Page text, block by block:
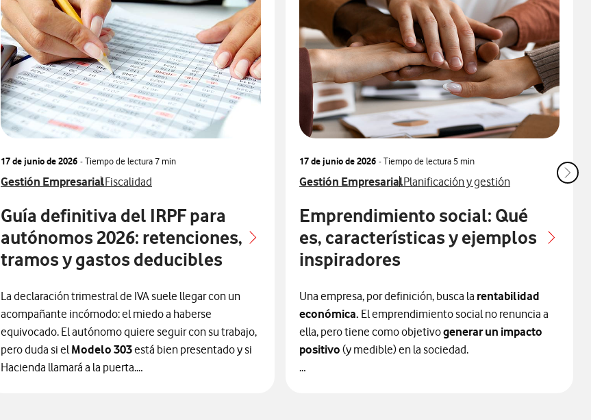
17 de junio de 2026 - Tiempo de lectura7 min
Ver más articulos relacionados con
Gestión EmpresarialVer más artículos con
Fiscalidad
Guía definitiva del IRPF para
autónomos 2026: retenciones,
tramos y gastos deducibles
La declaración trimestral de IVA suele llegar con un
acompañante incómodo: el miedo a haberse
equivocado. El autónomo quiere seguir con su trabajo,
pero duda si elModelo 303está bien presentado y si
Hacienda llamará a la puerta.
17 de junio de 2026 - Tiempo de lectura5 min
Ver más articulos relacionados con
Gestión EmpresarialVer más artículos con
Planificación y gestión
Emprendimiento social: Qué
es, características y ejemplos
inspiradores
Una empresa, por definición, busca la rentabilidad
económica. El emprendimiento social no renuncia a
ella, pero tiene como objetivogenerar un impacto
positivo (y medible) en la sociedad.